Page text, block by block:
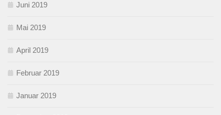
Juni 2019
Mai 2019
April 2019
Februar 2019
Januar 2019